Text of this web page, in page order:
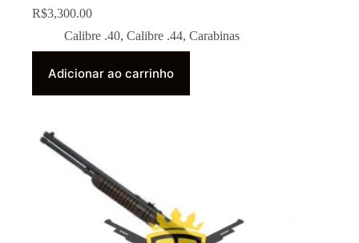
R$3,300.00
Calibre .40, Calibre .44, Carabinas
Adicionar ao carrinho